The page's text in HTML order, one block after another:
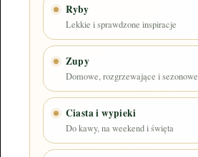
Ryby
Lekkie i sprawdzone inspiracje
Zupy
Domowe, rozgrzewające i sezonowe
Ciasta i wypieki
Do kawy, na weekend i święta